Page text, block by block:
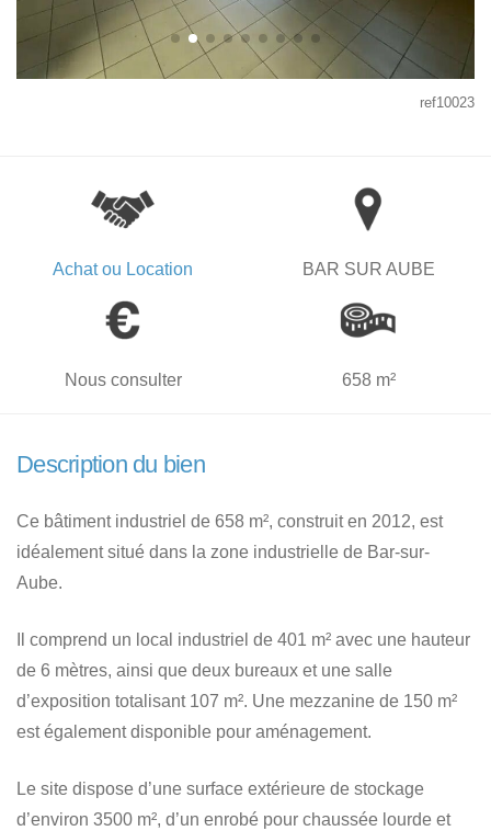
ref10023
Achat ou Location BAR SUR AUBE
Nous consulter 658 m²
Description du bien
Ce bâtiment industriel de 658 m², construit en 2012, est
idéalement situé dans la zone industrielle de Bar-sur-
Aube.
Il comprend un local industriel de 401 m² avec une hauteur
de 6 mètres, ainsi que deux bureaux et une salle
d’exposition totalisant 107 m². Une mezzanine de 150 m²
est également disponible pour aménagement.
Le site dispose d’une surface extérieure de stockage
d’environ 3500 m², d’un enrobé pour chaussée lourde et